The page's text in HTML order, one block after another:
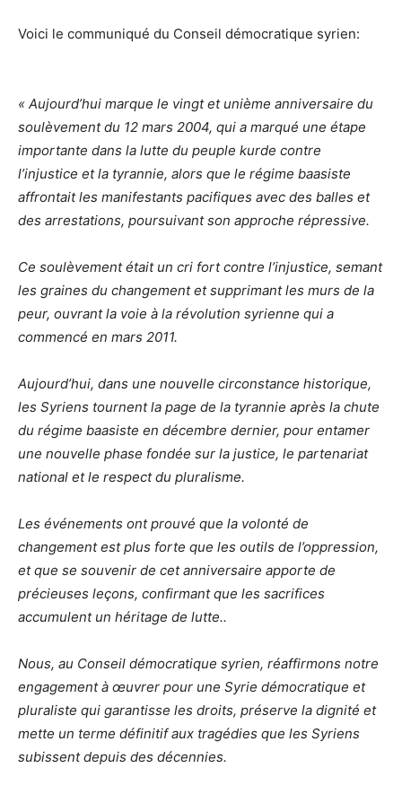
Voici le communiqué du Conseil démocratique syrien:
« Aujourd’hui marque le vingt et unième anniversaire du
soulèvement du 12 mars 2004, qui a marqué une étape
importante dans la lutte du peuple kurde contre
l’injustice et la tyrannie, alors que le régime baasiste
affrontait les manifestants pacifiques avec des balles et
des arrestations, poursuivant son approche répressive.
Ce soulèvement était un cri fort contre l’injustice, semant
les graines du changement et supprimant les murs de la
peur, ouvrant la voie à la révolution syrienne qui a
commencé en mars 2011.
Aujourd’hui, dans une nouvelle circonstance historique,
les Syriens tournent la page de la tyrannie après la chute
du régime baasiste en décembre dernier, pour entamer
une nouvelle phase fondée sur la justice, le partenariat
national et le respect du pluralisme.
Les événements ont prouvé que la volonté de
changement est plus forte que les outils de l’oppression,
et que se souvenir de cet anniversaire apporte de
précieuses leçons, confirmant que les sacrifices
accumulent un héritage de lutte..
Nous, au Conseil démocratique syrien, réaffirmons notre
engagement à œuvrer pour une Syrie démocratique et
pluraliste qui garantisse les droits, préserve la dignité et
mette un terme définitif aux tragédies que les Syriens
subissent depuis des décennies.